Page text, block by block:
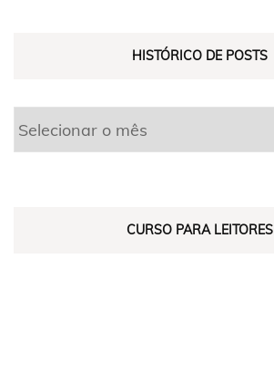
HISTÓRICO DE POSTS
CURSO PARA LEITORES